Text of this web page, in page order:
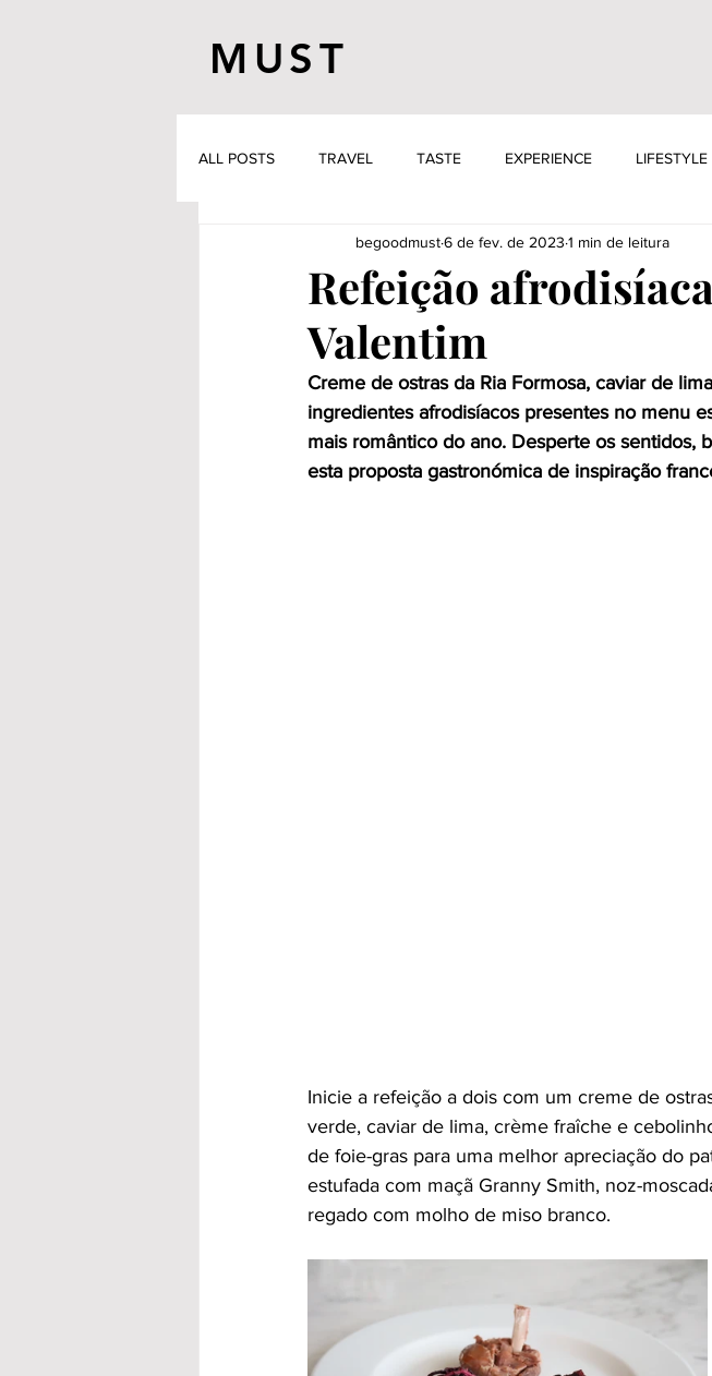
MUST
ALL POSTS TRAVEL TASTE EXPERIENCE LIFESTYLE
Refeição
Valentim
begoodmust6 de fev. de 2023 1 min de leitura
Creme de ostras da Ria Formosa, caviar de
ingredientes afrodisíacos presentes no menu
mais romântico do ano. Desperte os sentidos,
esta proposta gastronómica de inspiração
Inicie a refeição a dois com um creme de
verde, caviar de lima, crème fraîche e
de foie-gras para uma melhor apreciação do
estufada com maçã Granny Smith, noz-
regado com molho de miso branco.